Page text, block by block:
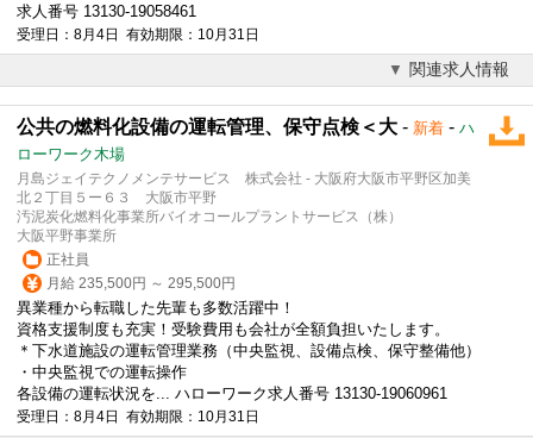
求人番号 13130-19058461
受理日：8月4日 有効期限：10月31日
関連求人情報
公共の燃料化設備の運転管理、保守点検＜大 - 新着 - ハ
ローワーク木場
月島ジェイテクノメンテサービス 株式会社 - 大阪府大阪市平野区加美
北２丁目５ー６３ 大阪市平野
汚泥炭化燃料化事業所バイオコールプラントサービス（株）
大阪平野事業所
正社員
月給 235,500円 ～ 295,500円
異業種から転職した先輩も多数活躍中！
資格支援制度も充実！受験費用も会社が全額負担いたします。
＊下水道施設の運転管理業務（中央監視、 設備点検、保守整備他）
・中央監視での運転操作
各設備の運転状況を... ハローワーク求人番号 13130-19060961
受理日：8月4日 有効期限：10月31日